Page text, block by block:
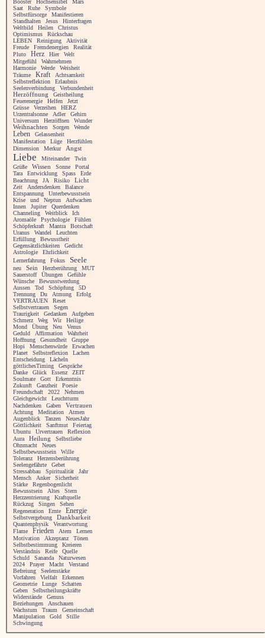
Booster
Hochsensibel
Mars
Saat
Ruhe
Symbole
Selbstfürsorge
Manifestieren
Standhalten
Jesus
Hinterfragen
Weltbild
Heilen
Christus
Optimismus
Rückschau
LEBEN
Reinigung
Aktivität
Freude
Fremdenergien
Realität
Pluto
Herz Hier
Welt
Mitgefühl
Wahrnehmen
Harmonie
Werde
Weisheit
Träume
Kraft
Achtsamkeit
Selbstreflektion
Erlaubnis
Seelenverbindung
Verbundenheit
Herzöffnung
Geistheilung
Feuerenergie
Helfen
Jetzt
Grüsse
Verzeihen
HERZ
Urzentralsonne
Adler
Gehirn
Universum
Herzöffnen
Wunder
Weihnachten
Sorgen Wende
Leben
Gelassenheit
Manifestation
Lüge
Herzfühlen
Dimension
Merkur Angst
Liebe Miteinander
Twin
Grüße
Wissen Sonne
Portal
Tara
Entwicklung Spass
Erde
Beachtung
JA Risiko Licht
Zeit Andersdenken
Balance
Entspannung
Unterbewusstsein
Krise
und Neptun
Aufwachen
Innen
Jupiter
Querdenken
Channeling
Weitblick
Ich
Aromaöle
Psychologie
Fühlen
Schöpferkraft
Mantra
Botschaft
Uranus
Wandel
Leuchten
Erfüllung
Bewusstheit
Gegensätzlichkeiten
Gedicht
Astrologie
Ehrlichkeit
Lernerfahrung
Fokus Seele
neu Sein Herzberührung
MUT
Sauerstoff
Übungen
Gefühle
Wünsche
Bewusstwerdung
Aussen
Tod Schöpfung
5D
Trennung
Du Atmung
Erfolg
VERTRAUEN
Reset
Selbstvertrauen
Segen
Traurigkeit
Gedanken
Aufgeben
Schmerz
Weg Wir
Heilige
Mond
Übung Neu
Venus
Geduld
Affirmation
Wahrheit
Hoffnung
Gesundheit
Gruppe
Hopi
Menschenwürde
Erwachen
Planet
Selbstreflexion
Lachen
Entscheidung
Lächeln
göttlichesTiming
Gespräche
Danke
Glück Essenz
ZEIT
Soulmate
Gott
Erkenntnis
Zukunft
Ganzheit
Poesie
Freundschaft
2022
Nehmen
Gleichgewicht
Leuchtturm
Nachdenken
Gaben Vertrauen
Achtung Meditation
Atmen
Augenblick
Tanzen
NeuesJahr
Göttlichkeit
Sanftmut
Feiertag
Ubuntu
Urvertrauen
Reflexion
Aura
Heilung
Selbstliebe
Ohnmacht
Neues
Selbstbewusstsein
Wille
Toleranz
Herzensberührung
Seelengefährte
Gebet
Stressabbau
Spiritualität
Jahr
Mensch
Anker
Sicherheit
Stärke
Regenbogenlicht
Bewusstsein
Altes
Stern
Herzzentrierung
Kraftquelle
Rückzug
Singen
Sehen
Regeneration
Ernte Energie
Selbstvergebung
Dankbarkeit
Quantenphysik
Verantwortung
Flame
Frieden Atem
Lernen
Motivation
Akzeptanz
Tönen
Selbstbestimmung
Kreieren
Verständnis
Reife
Quelle
Schuld
Sananda
Naturwesen
2024
Prayer Macht
Verstand
Befreiung
Seelenstärke
Vorfahren
Vielfalt
Erkennen
Geometrie
Lunge
Schatten
Geben
Selbstheilungskräfte
Widerstände
Genuss
Beziehungen
Anschauen
Wachstum
Traum
Gemeinschaft
Manipulation
Gold
Stille
Schwingung